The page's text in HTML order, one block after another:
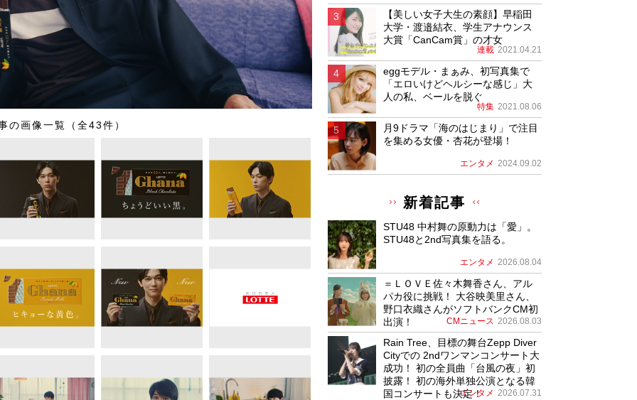
の画像一覧（全43件）
【美しい女子大生の素顔】早稲田
大学・渡邉結衣、学生アナウンス
大賞「CanCam賞」の才女
連載 2021.04.21
eggモデル・まぁみ、初写真集で
「エロいけどヘルシーな感じ」大
人の私、ベールを脱ぐ
特集 2021.08.06
月9ドラマ「海のはじまり」で注目
を集める女優・杏花が登場！
エンタメ 2024.09.02
新着記事
STU48 中村舞の原動力は「愛」。
STU48と2nd写真集を語る。
エンタメ 2026.08.04
＝ＬＯＶＥ佐々木舞香さん、アル
パカ役に挑戦！ 大谷映美里さん、
野口衣織さんがソフトバンクCM初
出演！
CMニュース 2026.08.03
Rain Tree、目標の舞台Zepp Diver
Cityでの 2ndワンマンコンサート大
成功！ 初の全員曲「台風の夜」初
披露！ 初の海外単独公演となる韓
国コンサートも決定！
エンタメ 2026.07.31